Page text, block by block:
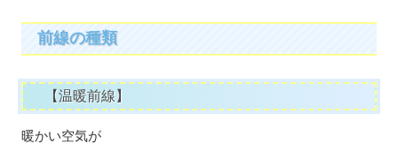
前線の種類
【温暖前線】
暖かい空気が